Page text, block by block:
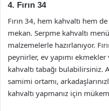
4. Fırın 34
Fırın 34, hem kahvaltı hem
mekan. Serpme kahvaltı
malzemelerle hazırlanıyor.
peynirler, ev yapımı
kahvaltı tabağı bulabilirsiniz.
samimi ortamı,
kahvaltı yapmanız için